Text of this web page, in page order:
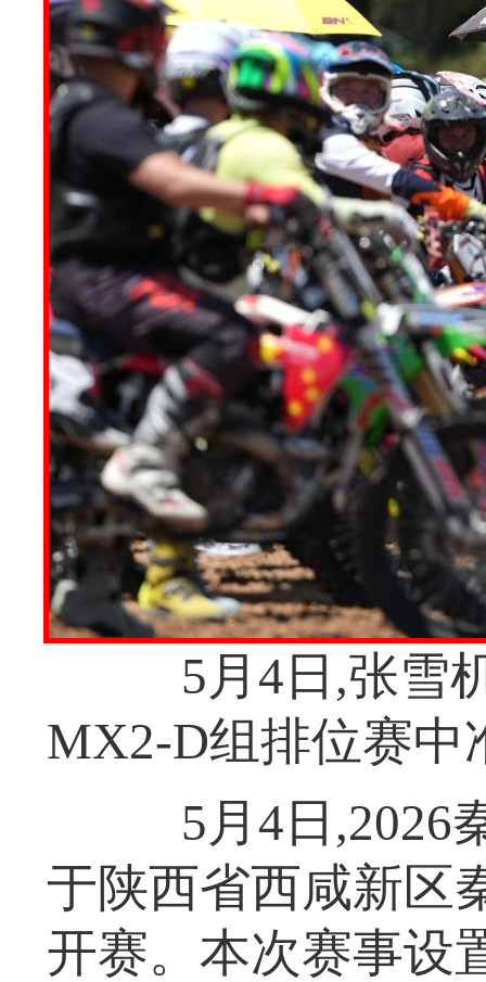
5月4日,张雪机
MX2-D组排位赛中
5月4日,2026秦
于陕西省西咸新区
开赛。本次赛事设